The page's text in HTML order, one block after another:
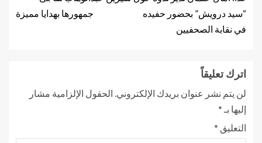
“سيد درويش” بحضور حفيده
في نقابة الصحفيين
جمهورها بهدایا مميزة
اترك تعليقاً
لن يتم نشر عنوان بريدك الإلكتروني. الحقول الإلزامية مشار
إليها بـ *
التعليق *